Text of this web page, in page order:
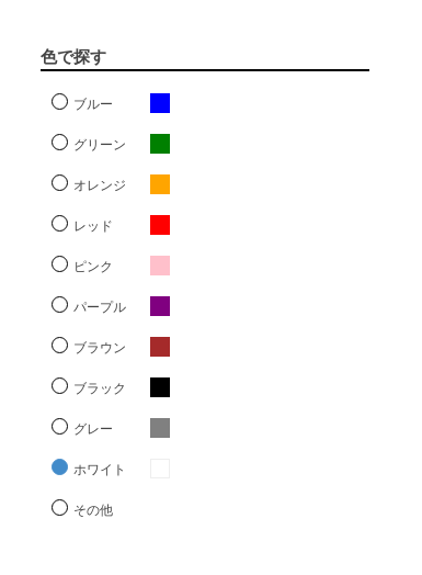
色で探す
ブルー
グリーン
オレンジ
レッド
ピンク
パープル
ブラウン
ブラック
グレー
ホワイト
その他